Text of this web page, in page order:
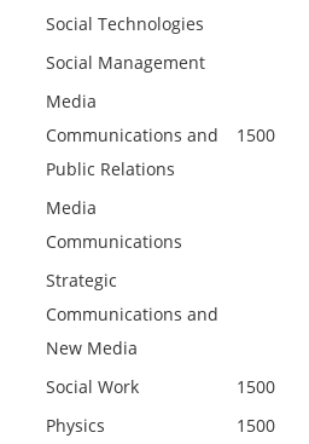
Social Technologies
Social Management
Media
Communications and
Public Relations
1500
Media
Communications
Strategic
Communications and
New Media
Social Work
1500
Physics
1500